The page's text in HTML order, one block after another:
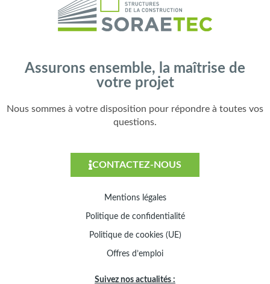
Assurons ensemble, la maîtrise de
votre projet
Nous sommes à votre disposition pour répondre à toutes vos
questions.
CONTACTEZ-NOUS
Mentions légales
Politique de confidentialité
Politique de cookies (UE)
Offres d’emploi
Suivez nos actualités :